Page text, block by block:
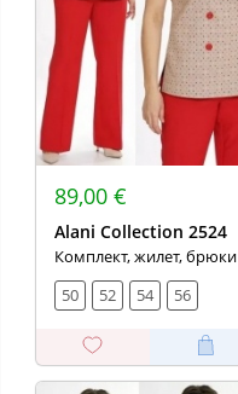
89,00 €
Alani Collection 2524
Комплект, жилет, брюки
50
52 54 56